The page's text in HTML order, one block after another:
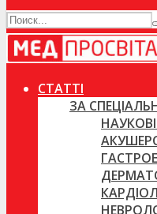
СТАТТІ
ЗА